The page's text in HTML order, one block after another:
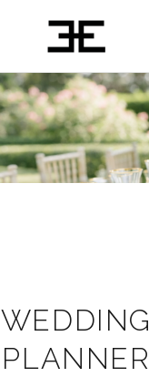
WEDDING
PLANNER